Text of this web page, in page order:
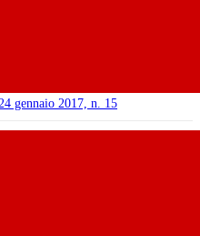
gennaio 2017, n. 15